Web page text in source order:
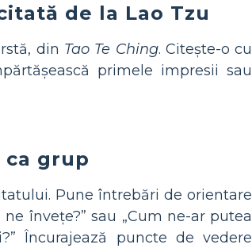
de la Lao Tzu
din Tao Te Ching. Citește-o cu
primele impresii sau
grup
Pune întrebări de orientare
învețe?” sau „Cum ne-ar putea
Încurajează puncte de vedere